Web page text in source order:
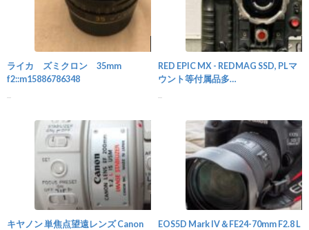
ライカ ズミクロン 35mm
f2::m15886786348
RED EPIC MX - REDMAG SSD, PLマ
ウント等付属品多
キヤノン 単焦点望遠レンズ Canon
EOS5D Mark IV＆FE24-70mm F2.8 L